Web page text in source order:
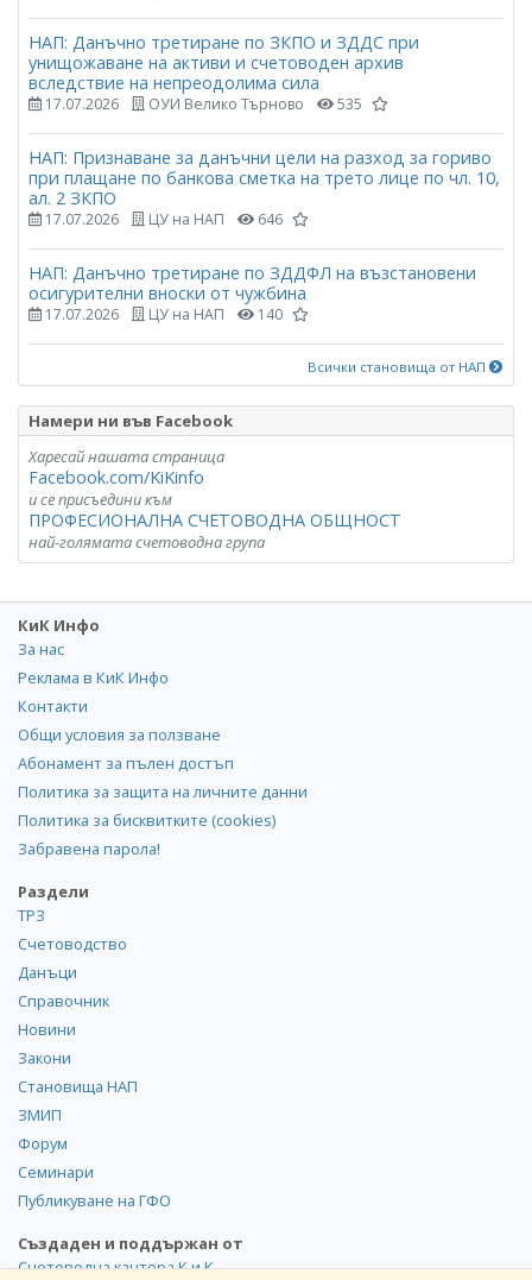
НАП: Данъчно третиране по ЗКПО и ЗДДС при
унищожаване на активи и счетоводен архив
вследствие на непреодолима сила
17.07.2026 ОУИ Велико Търново 535
НАП: Признаване за данъчни цели на разход за гориво
при плащане по банкова сметка на трето лице по чл. 10,
ал. 2 ЗКПО
17.07.2026 ЦУ на НАП 646
НАП: Данъчно третиране по ЗДДФЛ на възстановени
осигурителни вноски от чужбина
17.07.2026 ЦУ на НАП 140
Всички становища от НАП
Намери ни във Facebook
Харесай нашата страница
Facebook.com/KiKinfo
и се присъедини към
ПРОФЕСИОНАЛНА СЧЕТОВОДНА ОБЩНОСТ
най-голямата счетоводна група
КиК Инфо
За нас
Реклама в КиК Инфо
Контакти
Общи условия за ползване
Абонамент за пълен достъп
Политика за защита на личните данни
Политика за бисквитките (cookies)
Забравена парола!
Раздели
ТРЗ
Счетоводство
Данъци
Справочник
Новини
Закони
Становища НАП
ЗМИП
Форум
Семинари
Публикуване на ГФО
Създаден и поддържан от
Счетоводна кантора К и К